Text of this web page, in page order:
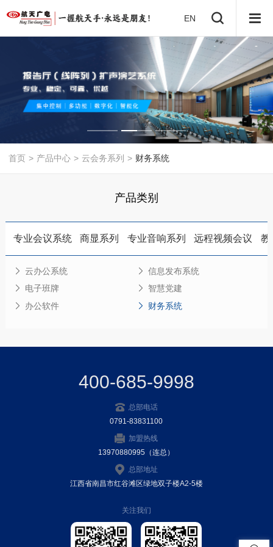
EN
首页 > 产品中心 > 云会务系列 > 财务系统
产品类别
专业会议系统 商显系列 专业音响系列 远程视频会议 教
云办公系统
信息发布系统
电子班牌
智慧党建
办公软件
财务系统
400-685-9998
总部电话
0791-83831100
加盟热线
13970880995（连总）
总部地址
江西省南昌市红谷滩区绿地双子楼A2-5楼
关注我们